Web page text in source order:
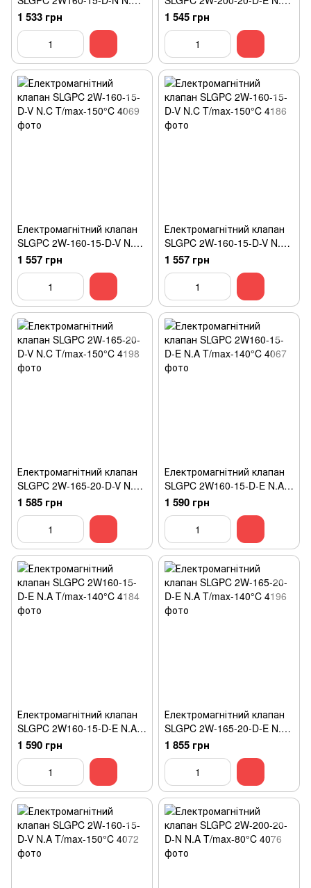
T/max-80°C
1 533 грн
T/max-140°C
1 545 грн
Електромагнітний клапан
SLGPC 2W-160-15-D-V N.C
T/max-150°C
1 557 грн
Електромагнітний клапан
SLGPC 2W-160-15-D-V N.C
T/max-150°C
1 557 грн
Електромагнітний клапан
SLGPC 2W-165-20-D-V N.C
T/max-150°C
1 585 грн
Електромагнітний клапан
SLGPC 2W160-15-D-E N.A
T/max-140°C
1 590 грн
Електромагнітний клапан
SLGPC 2W160-15-D-E N.A
T/max-140°C
1 590 грн
Електромагнітний клапан
SLGPC 2W-165-20-D-E N.A
T/max-140°C
1 855 грн